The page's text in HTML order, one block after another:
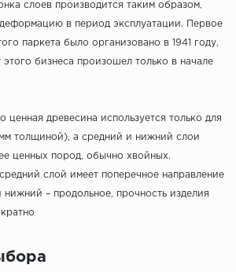
слоев производится таким образом,
в период эксплуатации. Первое
паркета было организовано в 1941 году,
бизнеса произошел только в начале
ценная древесина используется только для
толщиной), а средний и нижний слои
ценных пород, обычно хвойных.
слой имеет поперечное направление
нижний – продольное, прочность изделия